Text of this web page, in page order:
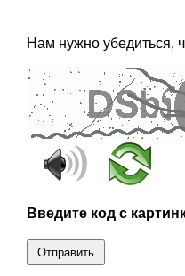
Нам нужно убедиться,
Введите код с
Отправить